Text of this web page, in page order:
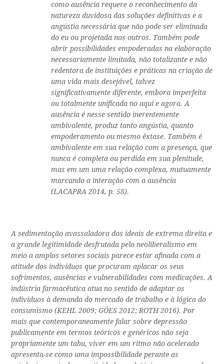
como ausência requere o reconhecimento da
natureza duvidosa das soluções definitivas e a
angústia necessária que não pode ser eliminada
do eu ou projetada nos outros. Também pode
abrir possibilidades empoderadas na elaboração
necessariamente limitada, não totalizante e não
redentora de instituições e práticas na criação de
uma vida mais desejável, talvez
significativamente diferente, embora imperfeita
ou totalmente unificada no aqui e agora. A
ausência é nesse sentido inerentemente
ambivalente, produz tanto angústia, quanto
empoderamento ou mesmo êxtase. Também é
ambivalente em sua relação com a presença, que
nunca é completa ou perdida em sua plenitude,
mas em um uma relação complexa, mutuamente
marcando a interação com a ausência
(LACAPRA 2014, p. 58).
A sedimentação avassaladora dos ideais de extrema direita e
a grande legitimidade desfrutada pelo neoliberalismo em
meio a amplos setores sociais parece estar afinada com a
atitude dos indivíduos que procuram aplacar os seus
sofrimentos, ausências e vulnerabilidades com medicações. A
indústria farmacêutica atua no sentido de adaptar os
indivíduos à demanda do mercado de trabalho e à lógica do
consumismo (KEHL 2009; GÓES 2012; ROTH 2016). Por
mais que contemporaneamente falar sobre depressão
publicamente em termos teóricos e genéricos não seja
propriamente um tabu, viver em um ritmo não acelerado
apresenta-se como uma impossibilidade perante as